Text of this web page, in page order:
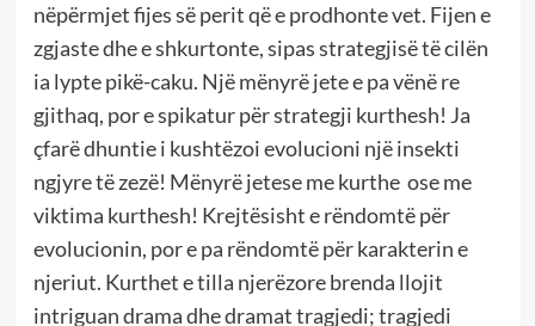
nëpërmjet fijes së perit që e prodhonte vet. Fijen e
zgjaste dhe e shkurtonte, sipas strategjisë të cilën
ia lypte pikë-caku. Një mënyrë jete e pa vënë re
gjithaq, por e spikatur për strategji kurthesh! Ja
çfarë dhuntie i kushtëzoi evolucioni një insekti
ngjyre të zezë! Mënyrë jetese me kurthe ose me
viktima kurthesh! Krejtësisht e rëndomtë për
evolucionin, por e pa rëndomtë për karakterin e
njeriut. Kurthet e tilla njerëzore brenda llojit
intriguan drama dhe dramat tragjedi; tragjedi